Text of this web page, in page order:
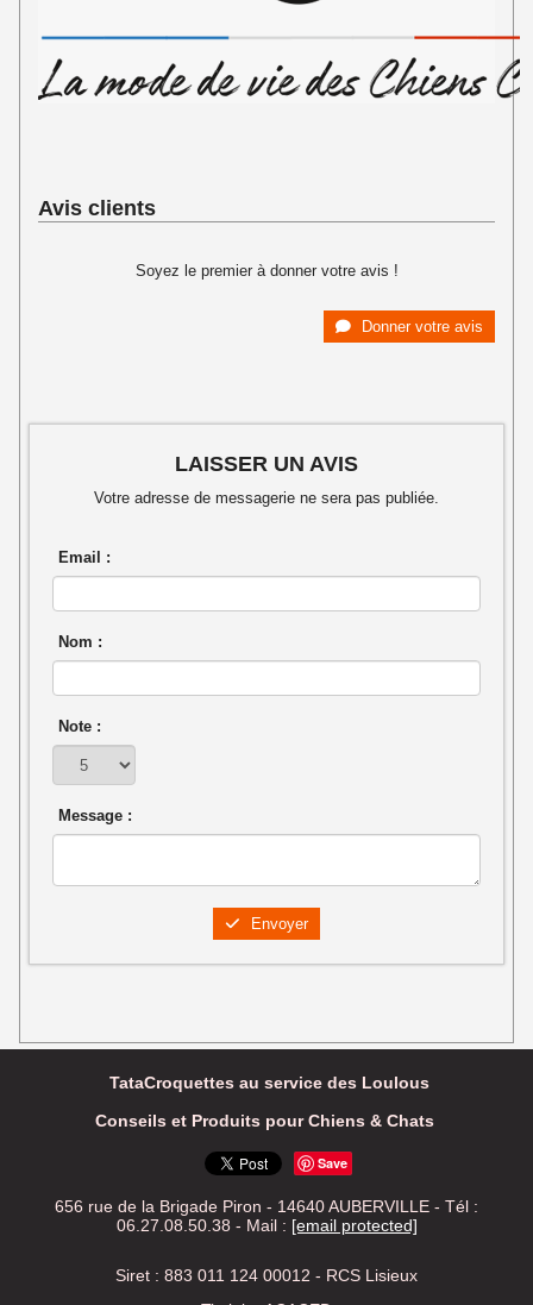
Avis clients
Soyez le premier à donner votre avis !
Donner votre avis
LAISSER UN AVIS
Votre adresse de messagerie ne sera pas publiée.
Email :
Nom :
Note :
Message :
Envoyer
TataCroquettes au service des Loulous
Conseils et Produits pour Chiens & Chats
Save
656 rue de la Brigade Piron - 14640 AUBERVILLE - Tél :
06.27.08.50.38 - Mail : [email protected]
Siret : 883 011 124 00012 - RCS Lisieux